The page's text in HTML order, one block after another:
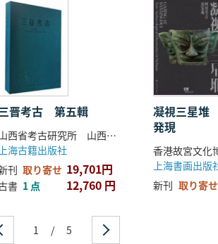
晋考古 第五輯
山西省考古研究所 山西省考古学会編 宋建忠主編
上海古籍出版社
刊 取り寄せ 19,701円
書 1 点 12,760 円
凝視三星堆
発現
香港故宮文
上海書画出版
新刊 取り寄せ
1 / 5